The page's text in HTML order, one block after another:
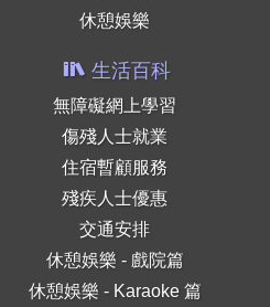
休憩娛樂
生活百科
無障礙網上學習
傷殘人士就業
住宿暫顧服務
殘疾人士優惠
交通安排
休憩娛樂 - 戲院篇
休憩娛樂 - Karaoke 篇